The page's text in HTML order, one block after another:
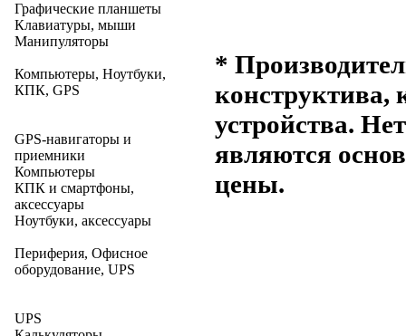
Графические планшеты
Клавиатуры, мыши
Манипуляторы
Компьютеры, Ноутбуки,
КПК, GPS
GPS-навигаторы и
приемники
Компьютеры
КПК и смартфоны,
аксессуары
Ноутбуки, аксессуары
Периферия, Офисное
оборудование, UPS
UPS
*
конструктива,
устройства.
являются
цены.